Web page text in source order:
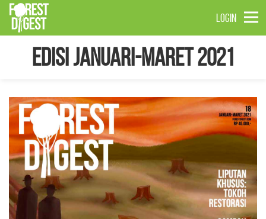
LOGIN
Edisi Januari-Maret 2021